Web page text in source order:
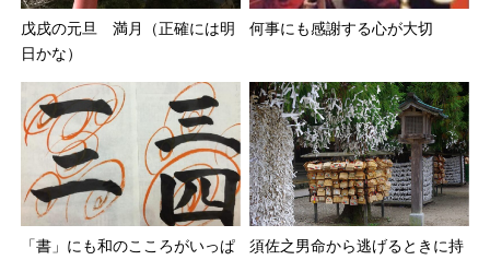
戊戌の元旦 満月（正確には明
日かな）
何事にも感謝する心が大切
「書」にも和のこころがいっぱ
須佐之男命から逃げるときに持